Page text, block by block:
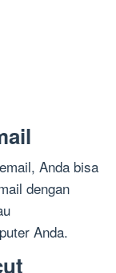
Anda bisa
dengan
Anda.